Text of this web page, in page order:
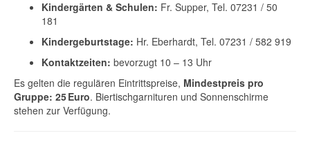
Kindergärten & Schulen: Fr. Supper, Tel. 07231 / 50
181
Kindergeburtstage: Hr. Eberhardt, Tel. 07231 / 582 919
Kontaktzeiten: bevorzugt 10 – 13 Uhr
Es gelten die regulären Eintrittspreise, Mindestpreis pro
Gruppe: 25 Euro. Biertischgarnituren und Sonnenschirme
stehen zur Verfügung.